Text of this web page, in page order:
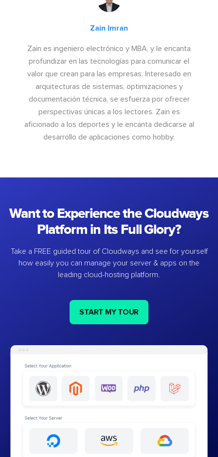
Zain Imran
Zain es ingeniero electrónico y MBA, y le encanta
profundizar en las tecnologías para comunicar el
valor que crean para las empresas. Interesado en
arquitecturas de sistemas, optimizaciones y
documentación técnica, se esfuerza por ofrecer
perspectivas únicas a los lectores. Zain es
aficionado a los deportes y le encanta dedicarse al
desarrollo de aplicaciones como hobby.
Want to Experience the Cloudways
Platform in Its Full Glory?
Take a FREE guided tour of Cloudways and see for yourself
how easily you can manage your server & apps on the
leading cloud-hosting platform.
START MY TOUR